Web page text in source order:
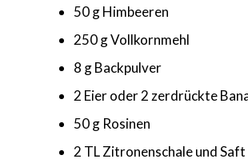
50 g Himbeeren
250 g Vollkornmehl
8 g Backpulver
2 Eier oder 2 zerdrückte
50 g Rosinen
2 TL Zitronenschale und Saft